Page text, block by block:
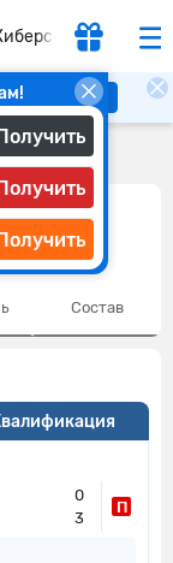
Скачать
Состав
0
3
П